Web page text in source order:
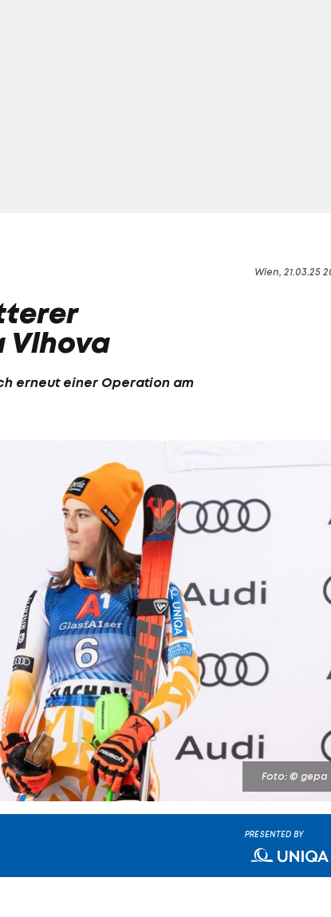
Wien, 21.03.25
Vlhova
erneut einer Operation am
Foto: © gepa
PRESENTED BY